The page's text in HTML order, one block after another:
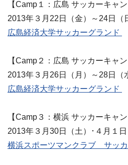
【Camp１：広島 サッカーキャン
2013年３月22日（金）～24日（
広島経済大学サッカーグランド
【Camp２：広島 サッカーキャン
2013年３月26日（月）～28日（
広島経済大学サッカーグランド
【Camp３：横浜 サッカーキャン
2013年３月30日（土）･４月１日
横浜スポーツマンクラブ サッ